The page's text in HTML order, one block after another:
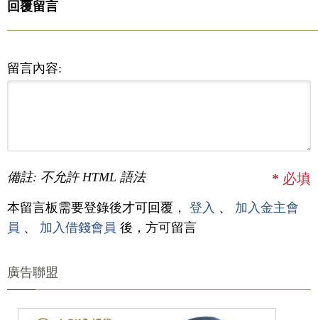
回覆留言
留言內容:
備註: 不允許 HTML 語法 * 必填
本留言板需要登錄後才可回覆， 登入 、 加入金主會
員 、 加入借錢會員 後，方可留言
廣告聯盟